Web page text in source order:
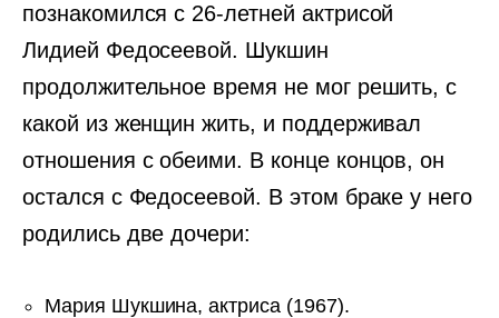
познакомился с 26-летней актрисой
Лидией Федосеевой. Шукшин
продолжительное время не мог решить, с
какой из женщин жить, и поддерживал
отношения с обеими. В конце концов, он
остался с Федосеевой. В этом браке у него
родились две дочери:
Мария Шукшина, актриса (1967).